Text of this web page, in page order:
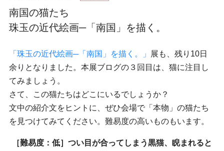
南国の猫たち
珠玉の近代絵画─「南国」を描く。
「珠玉の近代絵画─「南国」を描く。」
展も、残り10日
余りとなりました。本展ブログの３回目は、猫に注目し
てみましょう。
さて、この猫たちはどこにいるでしょうか？
文中の紹介文をヒントに、ぜひ会場で「本物」の猫たち
を見つけてみてください。難易度の高いものもいます。
［難易度：低］つい目が合ってしまう黒猫、睨まれると